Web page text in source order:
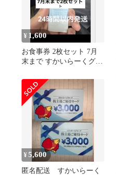
¥ 1,600
お食事券 2枚セット 7月
末まで すかいらーくグル
¥5,600
匿名配送 すかいらーく